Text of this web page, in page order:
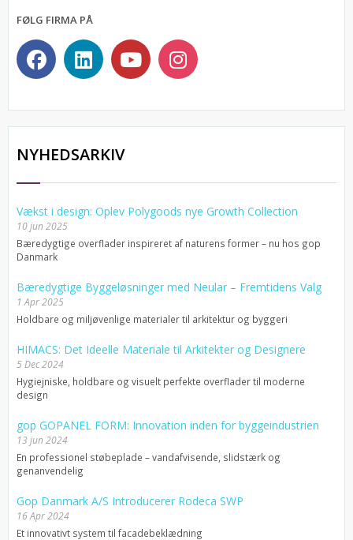
FØLG FIRMA PÅ
NYHEDSARKIV
Vækst i design: Oplev Polygoods nye Growth Collection
10 jun 2025
Bæredygtige overflader inspireret af naturens former – nu hos gop
Danmark
Bæredygtige Byggeløsninger med Neular – Fremtidens Valg
1 Apr 2025
Holdbare og miljøvenlige materialer til arkitektur og byggeri
HIMACS: Det Ideelle Materiale til Arkitekter og Designere
5 Dec 2024
Hygiejniske, holdbare og visuelt perfekte overflader til moderne
design
gop GOPANEL FORM: Innovation inden for byggeindustrien
13 jun 2024
En professionel støbeplade – vandafvisende, slidstærk og
genanvendelig
Gop Danmark A/S Introducerer Rodeca SWP
16 Apr 2024
Et innovativt system til facadebeklædning